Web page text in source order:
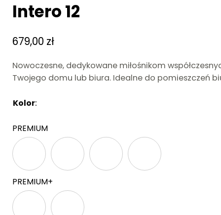
Intero 12
679,00 zł
Nowoczesne, dedykowane miłośnikom
Twojego domu lub biura. Idealne do pomieszczeń
Kolor:
PREMIUM
PREMIUM+